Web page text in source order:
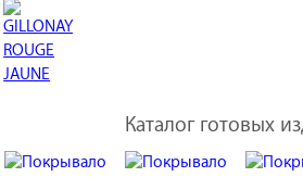
Каталог готовых